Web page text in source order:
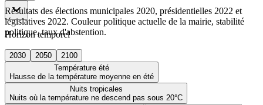
Horizon temporel
2030 2050
2100
Température été
Hausse de la température moyenne en été
Nuits tropicales
Nuits où la température ne descend pas sous 20°C
Résultats des élections municipales 2020, présidentielles 2022 et
législatives 2022. Couleur politique actuelle de la mairie, stabilité
politique, taux d'abstention.